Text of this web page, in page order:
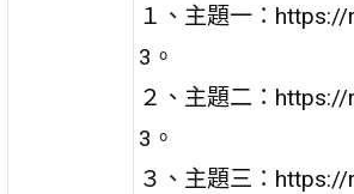
１、主題一：https://
3。
２、主題二：
3。
３、主題三：